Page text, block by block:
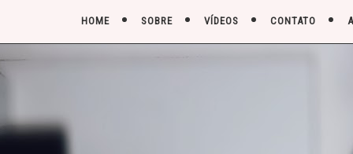
HOME SOBRE VÍDEOS CONTATO